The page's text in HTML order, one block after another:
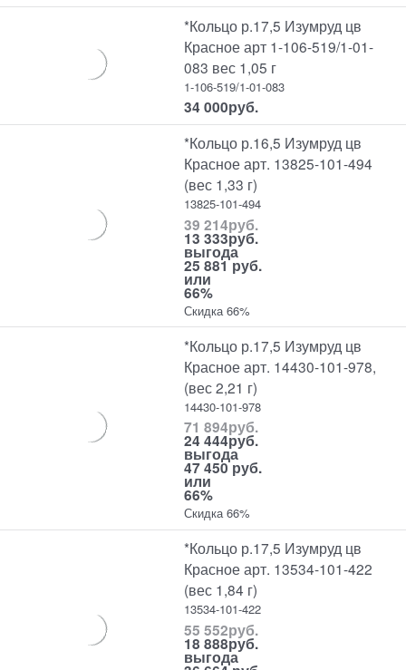
*Кольцо р.17,5 Изумруд цв
Красное арт 1-106-519/1-01-
083 вес 1,05 г
1-106-519/1-01-083
34 000руб.
*Кольцо р.16,5 Изумруд цв
Красное арт. 13825-101-494
(вес 1,33 г)
13825-101-494
39 214руб.
13 333руб.
выгода
25 881 руб.
или
66%
Скидка 66%
*Кольцо р.17,5 Изумруд цв
Красное арт. 14430-101-978,
(вес 2,21 г)
14430-101-978
71 894руб.
24 444руб.
выгода
47 450 руб.
или
66%
Скидка 66%
*Кольцо р.17,5 Изумруд цв
Красное арт. 13534-101-422
(вес 1,84 г)
13534-101-422
55 552руб.
18 888руб.
выгода